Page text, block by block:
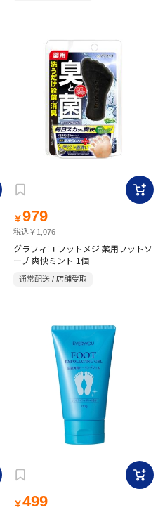
￥979
税込￥1,076
グラフィコ フットメジ 薬用フットソ
ープ 爽快ミント 1個
通常配送 / 店舗受取
￥499